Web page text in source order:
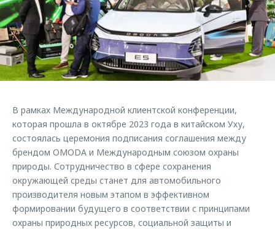
Страхование
Кредитный калькулятор
Аксессуары
Одежда и сувениры
Запчасти
Трейд-ин
Калькулятор трейд-ин
Клиентская поддержка
O&J Автоклуб
Клуб владельцев OMODA
Приложение O&J
Одежда и сувениры
Оригинальные аксессуары
Запчасти
Обратная связь
В рамках Международной клиентской конференции,
которая прошла в октябре 2023 года в китайском Уху,
состоялась церемония подписания соглашения между
брендом OMODA и Международным союзом охраны
природы. Сотрудничество в сфере сохранения
окружающей среды станет для автомобильного
производителя новым этапом в эффективном
формировании будущего в соответствии с принципами
охраны природных ресурсов, социальной защиты и